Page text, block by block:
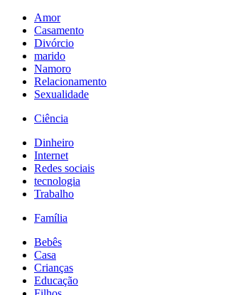
Amor
Casamento
Divórcio
marido
Namoro
Relacionamento
Sexualidade
Ciência
Dinheiro
Internet
Redes sociais
tecnologia
Trabalho
Família
Bebês
Casa
Crianças
Educação